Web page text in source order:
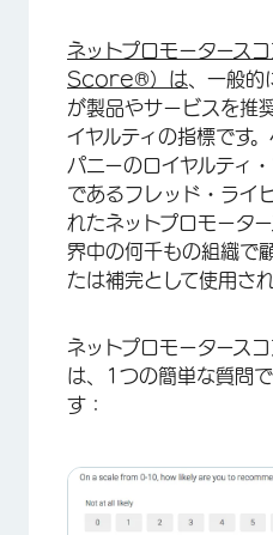
EX プロジェクトに対す
FAQs
ネットプロモーター
Score®）は 、一般
が製品やサービスを推
イヤルティの指標です
パニーのロイヤルティ
であるフレッド・ライ
れたネットプロモータ
界中の何千もの組織で
たは補完として使用され
ネットプロモータース
は、1つの簡単な質問
す：